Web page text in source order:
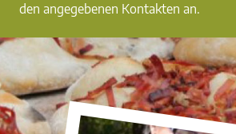
den angegebenen Kontakten an.